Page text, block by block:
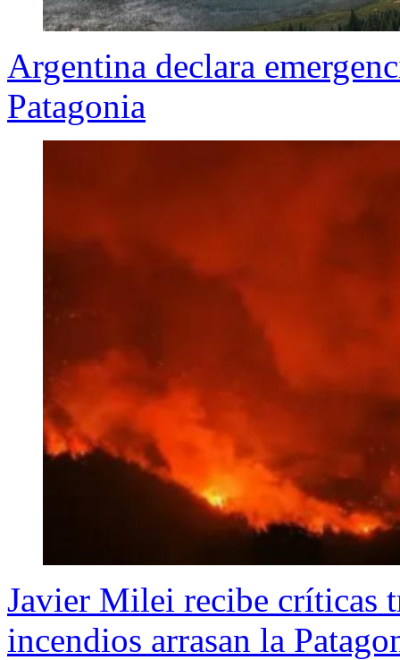
Argentina declara
Patagonia
Javier Milei recibe críticas
incendios arrasan la